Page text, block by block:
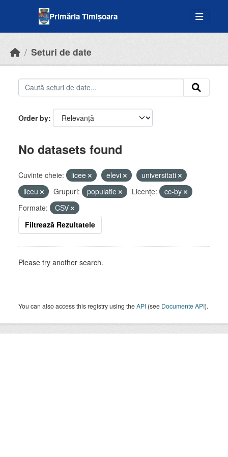
Primăria Timișoara
Seturi de date
Order by
No datasets found
Cuvinte cheie: licee elevi
universitati
liceu
Grupuri: populatie Licenţe:
cc-by
Formate:
CSV
Filtrează Rezultatele
Please try another search.
You can also access this registry using theAPI (see Documente API).